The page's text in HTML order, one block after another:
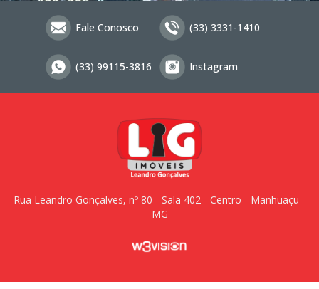
Fale Conosco (33) 3331-1410
(33) 99115-3816 Instagram
Rua Leandro Gonçalves, nº 80 - Sala 402 - Centro - Manhuaçu -
MG